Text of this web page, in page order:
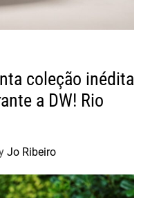
coleção inédita
a DW! Rio
Jo Ribeiro